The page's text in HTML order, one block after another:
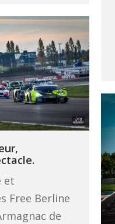
et
Free Berline
de